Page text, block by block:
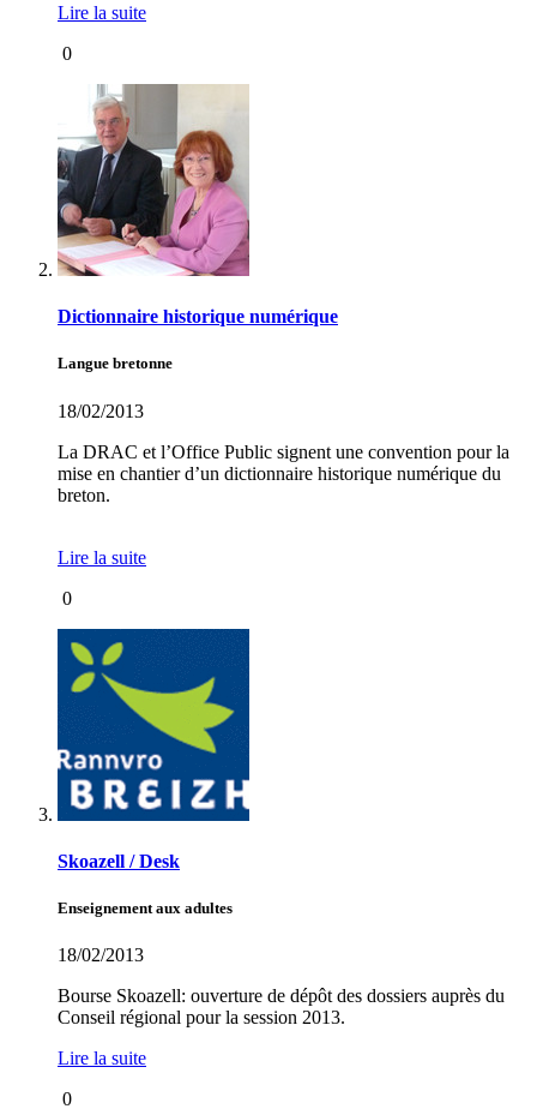
Lire la suite
0
Dictionnaire historique numérique
Langue bretonne
18/02/2013
La DRAC et l’Office Public signent une convention pour la
mise en chantier d’un dictionnaire historique numérique du
breton.
Lire la suite
0
Skoazell / Desk
Enseignement aux adultes
18/02/2013
Bourse Skoazell: ouverture de dépôt des dossiers auprès du
Conseil régional pour la session 2013.
Lire la suite
0